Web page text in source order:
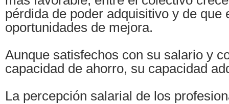
pérdida de poder adquisitivo y de que
oportunidades de mejora.
Aunque satisfechos con su salario y
capacidad de ahorro, su capacidad
La percepción salarial de los